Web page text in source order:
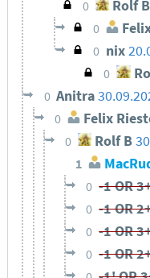
0 Rolf B
0
0 nix
0
0 Anitra
0 Felix
0 Rolf B
1
0 -1 OR
0 -1 OR
0 -1 OR
0 -1 OR